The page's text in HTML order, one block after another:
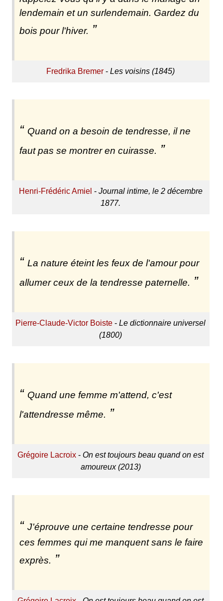
lendemain et un surlendemain. Gardez du
bois pour l'hiver.
Fredrika Bremer -Les voisins (1845)
Quand on a besoin de tendresse, il ne
faut pas se montrer en cuirasse.
Henri-Frédéric Amiel - Journal intime, le 2 décembre
1877.
La nature éteint les feux de l'amour pour
allumer ceux de la tendresse paternelle.
Pierre-Claude-Victor Boiste -Le dictionnaire universel
(1800)
Quand une femme m'attend, c'est
l'attendresse même.
Grégoire Lacroix -On est toujours beau quand on est
amoureux (2013)
J'éprouve une certaine tendresse pour
ces femmes qui me manquent sans le faire
exprès.